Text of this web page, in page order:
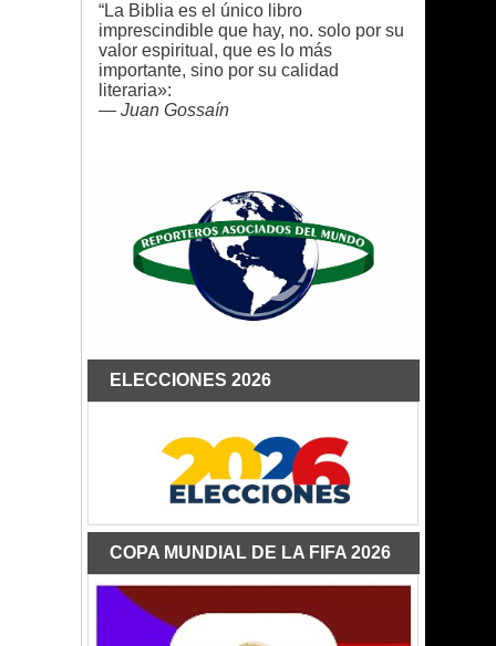
“La Biblia es el único libro
imprescindible que hay, no. solo por su
valor espiritual, que es lo más
importante, sino por su calidad
literaria»:
— Juan Gossaín
ELECCIONES 2026
COPA MUNDIAL DE LA FIFA 2026